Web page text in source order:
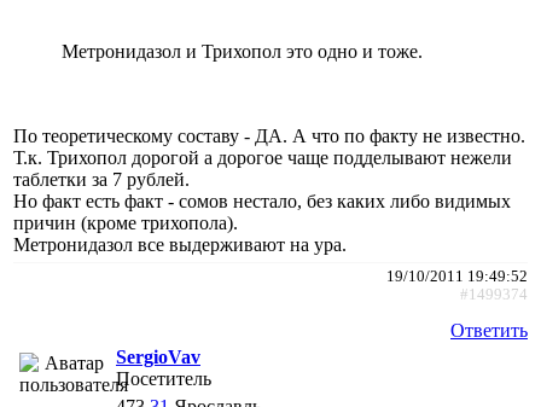
Метронидазол и Трихопол это одно и тоже.
По теоретическому составу - ДА. А что по факту не известно.
Т.к. Трихопол дорогой а дорогое чаще подделывают нежели
таблетки за 7 рублей.
Но факт есть факт - сомов нестало, без каких либо видимых
причин (кроме трихопола).
Метронидазол все выдерживают на ура.
19/10/2011 19:49:52
#1499374
Ответить
SergioVav
Посетитель